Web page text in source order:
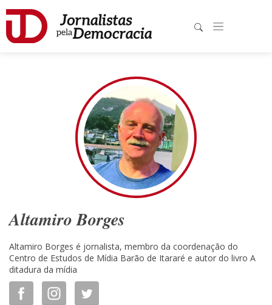
Altamiro Borges
Altamiro Borges é jornalista, membro da coordenação do
Centro de Estudos de Mídia Barão de Itararé e autor do livro A
ditadura da mídia